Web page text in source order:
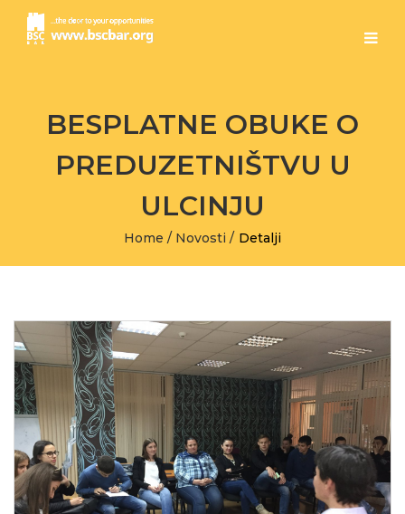
BESPLATNE OBUKE O
PREDUZETNIŠTVU U
ULCINJU
Home / Novosti / Detalji